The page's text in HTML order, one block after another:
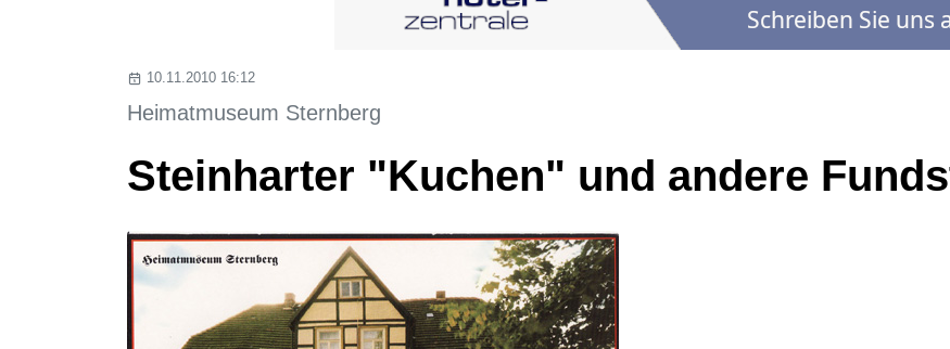
10.11.2010 16:12
Heimatmuseum Sternberg
Steinharter "Kuchen" und andere